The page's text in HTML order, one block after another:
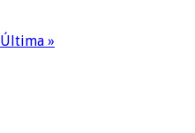
Última »